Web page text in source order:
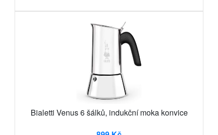
Bialetti Venus 6 šálků, indukční moka konvice